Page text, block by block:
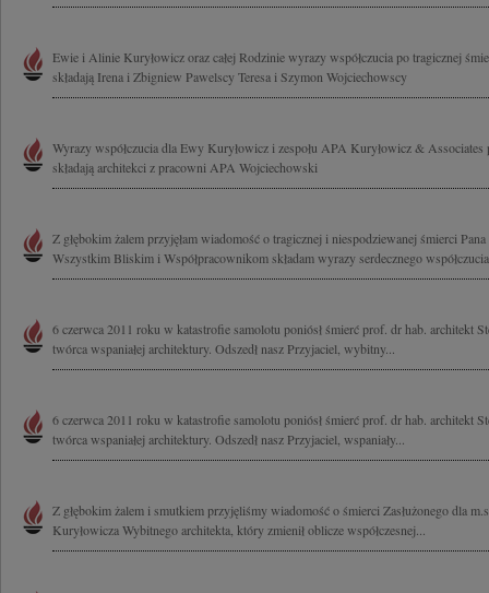
Ewie i Alinie Kuryłowicz oraz całej Rodzinie wyrazy współczucia po tragicznej
składają Irena i Zbigniew Pawelscy Teresa i Szymon Wojciechowscy
Wyrazy współczucia dla Ewy Kuryłowicz i zespołu APA Kuryłowicz & Associates
składają architekci z pracowni APA Wojciechowski
Z głębokim żalem przyjęłam wiadomość o tragicznej i niespodziewanej śmierci
Wszystkim Bliskim i Współpracownikom składam wyrazy serdecznego
6 czerwca 2011 roku w katastrofie samolotu poniósł śmierć prof. dr hab. architekt
twórca wspaniałej architektury. Odszedł nasz Przyjaciel, wybitny...
6 czerwca 2011 roku w katastrofie samolotu poniósł śmierć prof. dr hab. architekt
twórca wspaniałej architektury. Odszedł nasz Przyjaciel, wspaniały...
Z głębokim żalem i smutkiem przyjęliśmy wiadomość o śmierci Zasłużonego dla
Kuryłowicza Wybitnego architekta, który zmienił oblicze współczesnej...